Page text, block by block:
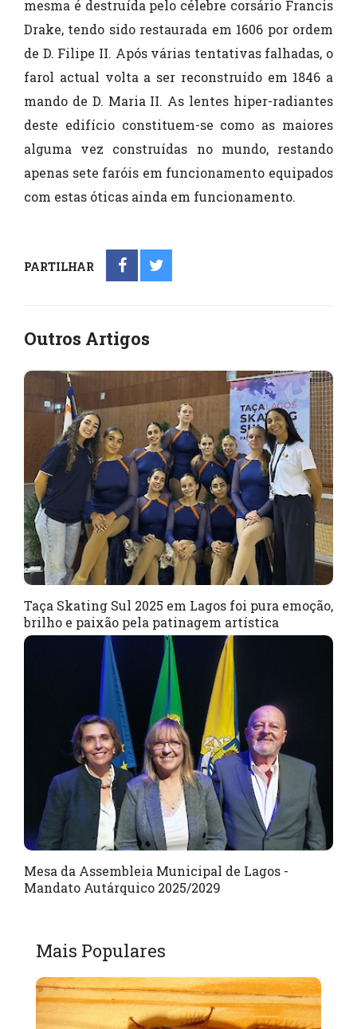
mesma é destruída pelo célebre corsário Francis
Drake, tendo sido restaurada em 1606 por ordem
de D. Filipe II. Após várias tentativas falhadas, o
farol actual volta a ser reconstruído em 1846 a
mando de D. Maria II. As lentes hiper-radiantes
deste edifício constituem-se como as maiores
alguma vez construídas no mundo, restando
apenas sete faróis em funcionamento equipados
com estas óticas ainda em funcionamento.​​
PARTILHAR
Outros Artigos
Taça Skating Sul 2025 em Lagos foi pura emoção,
brilho e paixão pela patinagem artística
Mesa da Assembleia Municipal de Lagos -
Mandato Autárquico 2025/2029
Mais Populares